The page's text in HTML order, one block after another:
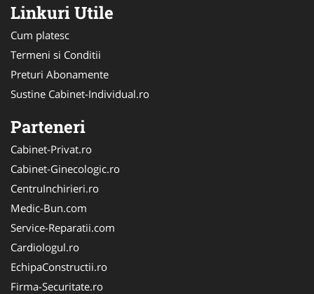
Linkuri Utile
Cum platesc
Termeni si Conditii
Preturi Abonamente
Sustine Cabinet-Individual.ro
Parteneri
Cabinet-Privat.ro
Cabinet-Ginecologic.ro
CentruInchirieri.ro
Medic-Bun.com
Service-Reparatii.com
Cardiologul.ro
EchipaConstructii.ro
Firma-Securitate.ro